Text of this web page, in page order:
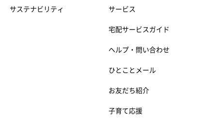
サステナビリティ サービス
宅配サービスガイド
ヘルプ・問い合わせ
ひとことメール
お友だち紹介
子育て応援